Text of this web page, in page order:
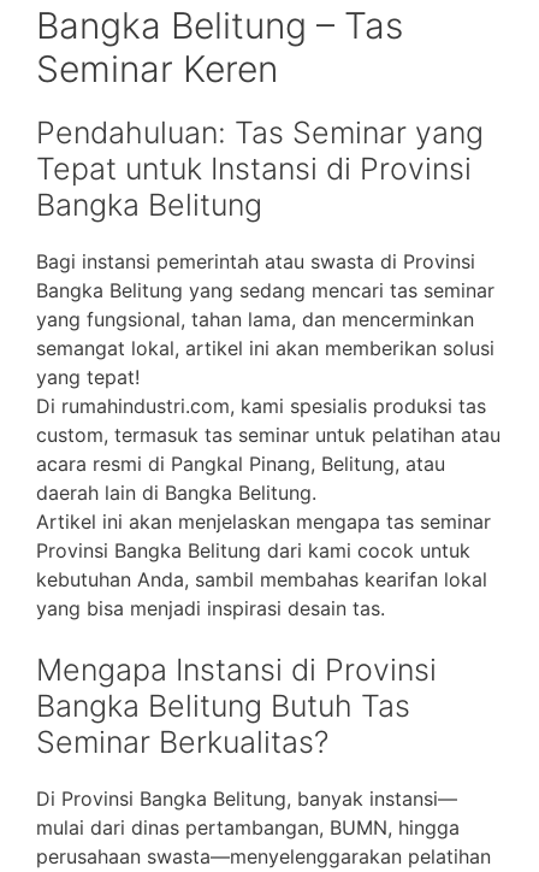
Bangka Belitung – Tas
Seminar Keren
Pendahuluan: Tas Seminar yang
Tepat untuk Instansi di Provinsi
Bangka Belitung
Bagi instansi pemerintah atau swasta di Provinsi
Bangka Belitung yang sedang mencari tas seminar
yang fungsional, tahan lama, dan mencerminkan
semangat lokal, artikel ini akan memberikan solusi
yang tepat!
Di rumahindustri.com, kami spesialis produksi tas
custom, termasuk tas seminar untuk pelatihan atau
acara resmi di Pangkal Pinang, Belitung, atau
daerah lain di Bangka Belitung.
Artikel ini akan menjelaskan mengapa tas seminar
Provinsi Bangka Belitung dari kami cocok untuk
kebutuhan Anda, sambil membahas kearifan lokal
yang bisa menjadi inspirasi desain tas.
Mengapa Instansi di Provinsi
Bangka Belitung Butuh Tas
Seminar Berkualitas?
Di Provinsi Bangka Belitung, banyak instansi—
mulai dari dinas pertambangan, BUMN, hingga
perusahaan swasta—menyelenggarakan pelatihan